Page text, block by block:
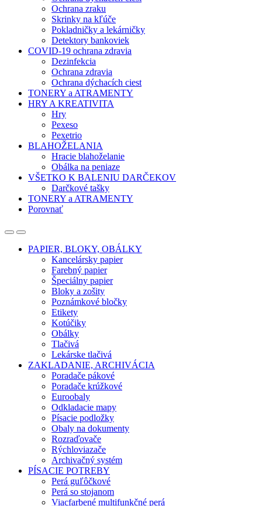
Ochrana zraku
Skrinky na kľúče
Pokladničky a lekárničky
Detektory bankoviek
COVID-19 ochrana zdravia
Dezinfekcia
Ochrana zdravia
Ochrana dýchacích ciest
TONERY a ATRAMENTY
HRY A KREATIVITA
Hry
Pexeso
Pexetrio
BLAHOŽELANIA
Hracie blahoželanie
Obálka na peniaze
VŠETKO K BALENIU DARČEKOV
Darčkové tašky
TONERY a ATRAMENTY
Porovnať
OpenClose
PAPIER, BLOKY, OBÁLKY
Kancelársky papier
Farebný papier
Špeciálny papier
Bloky a zošity
Poznámkové bločky
Etikety
Kotúčiky
Obálky
Tlačivá
Lekárske tlačivá
ZAKLADANIE, ARCHIVÁCIA
Poradače pákové
Poradače krúžkové
Euroobaly
Odkladacie mapy
Písacie podložky
Obaly na dokumenty
Rozraďovače
Rýchloviazače
Archivačný systém
PÍSACIE POTREBY
Perá guľôčkové
Perá so stojanom
Viacfarbené multifunkčné perá